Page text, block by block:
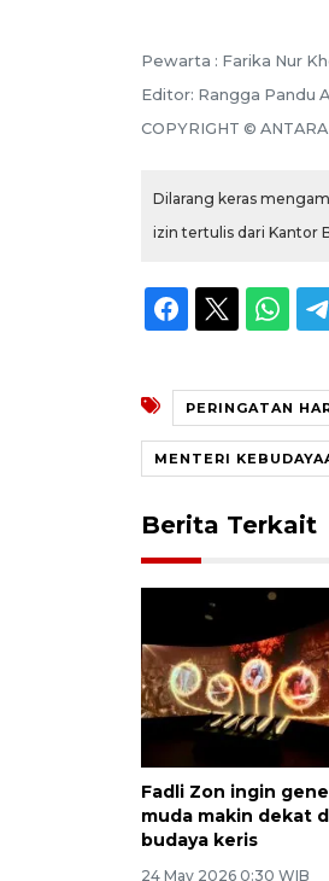
Pewarta : Farika Nur
Editor: Rangga Pandu
COPYRIGHT © ANTARA
Dilarang keras
izin tertulis dari Kantor
PERINGATAN
MENTERI
Berita Terkait
Fadli Zon ingin
muda makin dekat
budaya keris
24 May 2026 0:30 WIB